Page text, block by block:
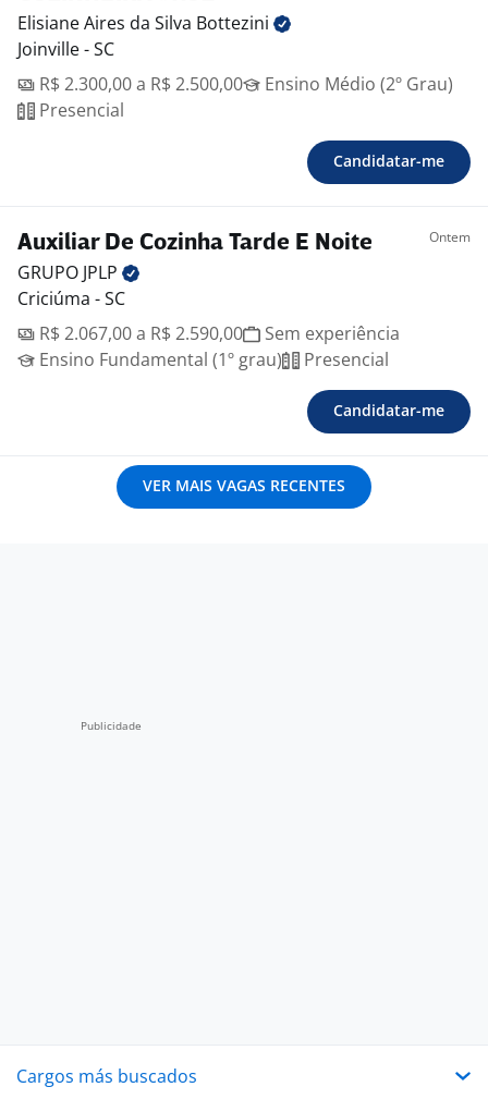
Elisiane Aires da Silva Bottezini
Joinville - SC
R$ 2.300,00 a R$ 2.500,00
Ensino Médio (2º Grau)
Presencial
Candidatar-me
Auxiliar De Cozinha Tarde E Noite Ontem
GRUPO JPLP
Criciúma - SC
R$ 2.067,00 a R$ 2.590,00
Sem experiência
Ensino Fundamental (1º grau)
Presencial
Candidatar-me
VER MAIS VAGAS RECENTES
Cargos más buscados